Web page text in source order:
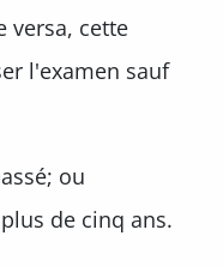
versa, cette
l'examen sauf
ou
de cinq ans.